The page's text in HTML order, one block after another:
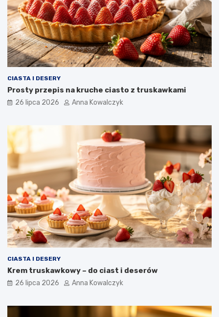
CIASTA I DESERY
Prosty przepis na kruche ciasto z truskawkami
26 lipca 2026 Anna Kowalczyk
CIASTA I DESERY
Krem truskawkowy – do ciast i deserów
26 lipca 2026 Anna Kowalczyk